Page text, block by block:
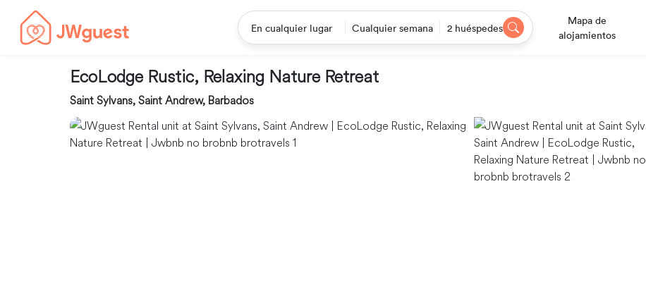
En cualquier lugar Cualquier semana 2 huéspedes
Mapa de
alojamientos
EcoLodge Rustic, Relaxing Nature Retreat
Saint Sylvans, Saint Andrew, Barbados